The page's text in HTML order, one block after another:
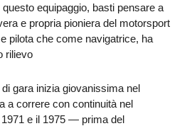
equipaggio, basti pensare a
e propria pioniera del motorsport
pilota che come navigatrice, ha
rilievo
gara inizia giovanissima nel
a correre con continuità nel
e il 1975 — prima del